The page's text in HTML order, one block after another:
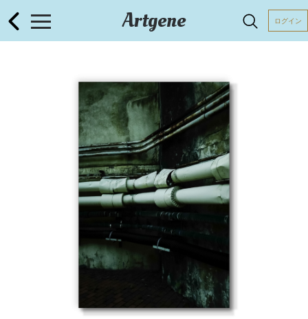
Artgene ログイン